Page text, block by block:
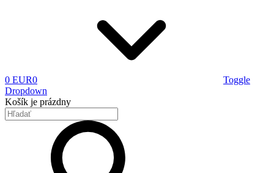
0 EUR0
Toggle
Dropdown
Košík je prázdny